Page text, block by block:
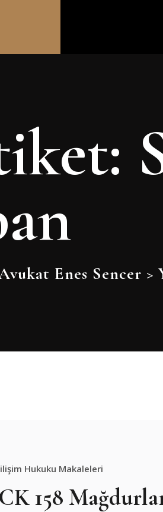
Enes Sencer >
Hukuku Makaleleri
158